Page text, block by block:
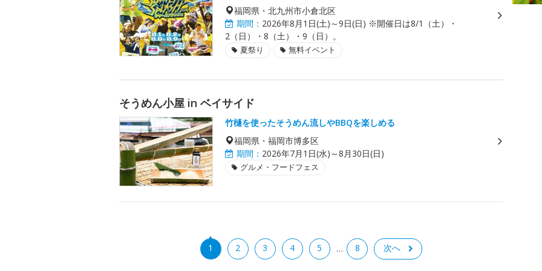
福岡県・北九州市小倉北区
期間： 2026年8月1日(土)～9日(日) ※開催日は8/1（土）・
2（日）・8（土）・9（日）。
夏祭り 無料イベント
そうめん小屋 in ベイサイド
竹樋を使ったそうめん流しやBBQを楽しめる
福岡県・福岡市博多区
期間： 2026年7月1日(水)～8月30日(日)
グルメ・フードフェス
1 2 3 4 5 … 8 次へ